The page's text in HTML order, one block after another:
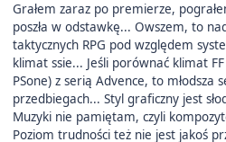
Grałem zaraz po premierze,
poszła w odstawkę... Owszem, to
taktycznych RPG pod względem
klimat ssie... Jeśli porównać klimat
PSone) z serią Advence, to młodsza
przedbiegach... Styl graficzny jest
Muzyki nie pamiętam, czyli
Poziom trudności też nie jest jakoś